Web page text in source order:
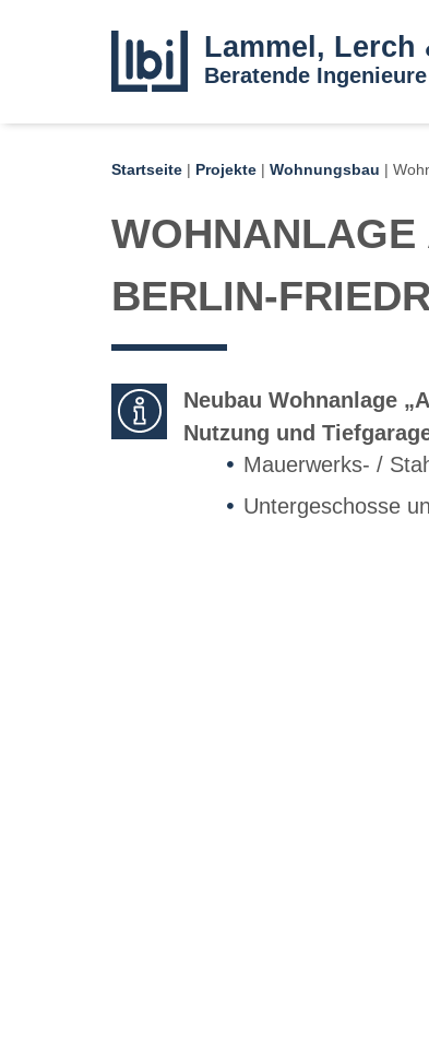
Lammel, Lerch
Beratende Ingenieure
Startseite | Projekte | Wohnungsbau |
WOHNANLAGE
BERLIN-
Neubau Wohnanlage
Nutzung und
Mauerwerks- /
Untergeschosse